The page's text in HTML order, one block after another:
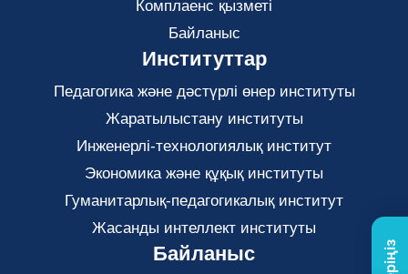
Комплаенс қызметі
Байланыс
Институттар
Педагогика және дәстүрлі өнер институты
Жаратылыстану институты
Инженерлі-технологиялық институт
Экономика және құқық институты
Гуманитарлық-педагогикалық институт
Жасанды интеллект институты
Байланыс